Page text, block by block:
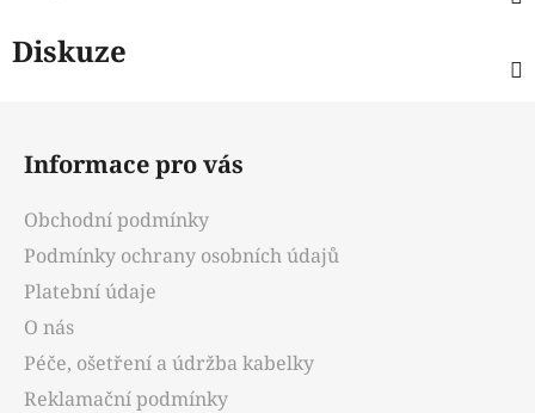
Diskuze
Informace pro vás
Obchodní podmínky
Podmínky ochrany osobních údajů
Platební údaje
O nás
Péče, ošetření a údržba kabelky
Reklamační podmínky